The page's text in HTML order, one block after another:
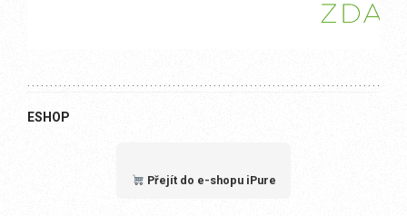
ESHOP
Přejít do e-shopu iPure